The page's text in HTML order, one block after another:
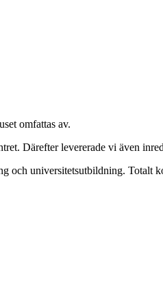
omfattas av.
Därefter levererade vi även
universitetsutbildning. Totalt